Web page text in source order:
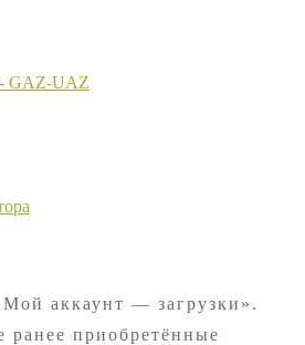
GAZ-UAZ
аккаунт — загрузки».
ранее приобретённые